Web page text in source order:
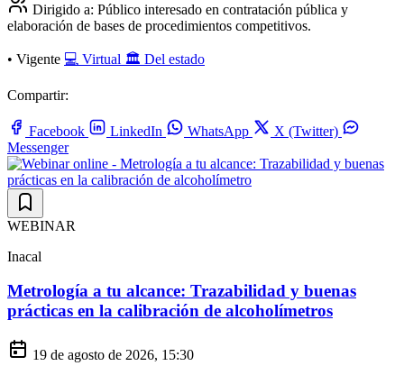
Dirigido a: Público interesado en contratación pública y
elaboración de bases de procedimientos competitivos.
• Vigente 💻 Virtual 🏛️ Del estado
Compartir:
Facebook LinkedIn WhatsApp
X (Twitter)
Messenger
WEBINAR
Inacal
Metrología a tu alcance: Trazabilidad y buenas
prácticas en la calibración de alcoholímetros
19 de agosto de 2026, 15:30